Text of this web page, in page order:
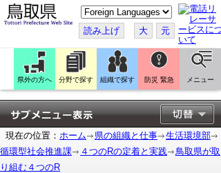
こ
の
ペ
ー
ジ
翻
訳
す
る
読み上げ 大 元
県外の方へ 分野で探す 組織で探す 防災 緊急 メニュー
現在の位置： ホーム 県の組織と仕事
生活環境部
循環型社会推進課
４つのRの定着と実践
鳥取県が取
り組む４つのR